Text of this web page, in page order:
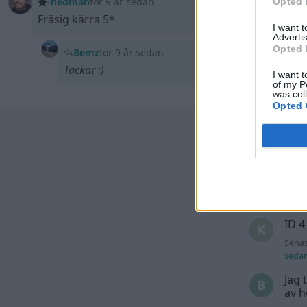
I want
Opted
I want
of my
was
Opted
Fräsig kärra 5*
Bemzför 9 år sedan
Tackar :)
ID 4
Jag
av